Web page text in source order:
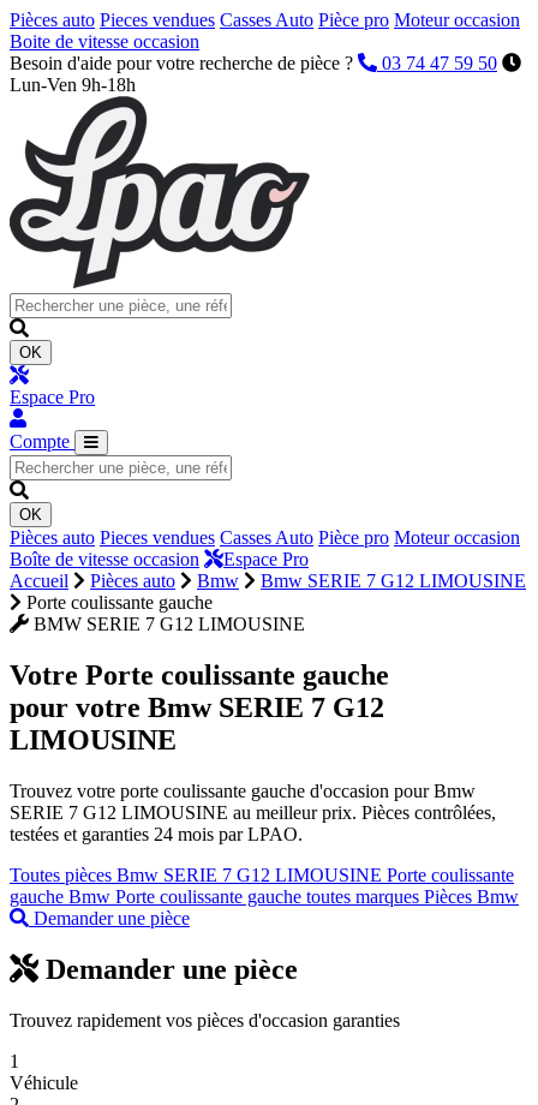
Pièces auto Pieces vendues Casses Auto Pièce pro Moteur occasion
Boite de vitesse occasion
Besoin d'aide pour votre recherche de pièce ?
03 74 47 59 50
Lun-Ven 9h-18h
OK
Espace Pro
Compte
OK
Pièces auto Pieces vendues Casses Auto Pièce pro Moteur occasion
Boîte de vitesse occasion
Espace Pro
Accueil
Pièces auto Bmw
Bmw SERIE 7 G12 LIMOUSINE
Porte coulissante gauche
BMW SERIE 7 G12 LIMOUSINE
Votre Porte coulissante gauche
pour votre Bmw SERIE 7 G12
LIMOUSINE
Trouvez votre porte coulissante gauche d'occasion pour Bmw
SERIE 7 G12 LIMOUSINE au meilleur prix. Pièces contrôlées,
testées et garanties 24 mois par LPAO.
Toutes pièces Bmw SERIE 7 G12 LIMOUSINE Porte coulissante
gauche Bmw Porte coulissante gauche toutes marques Pièces Bmw
Demander une pièce
Demander une pièce
Trouvez rapidement vos pièces d'occasion garanties
1
Véhicule